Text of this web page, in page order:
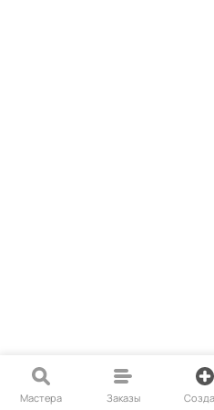
Мастера Заказы